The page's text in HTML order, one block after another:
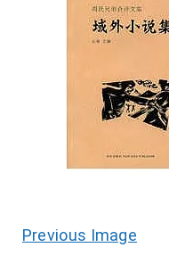
Previous Image